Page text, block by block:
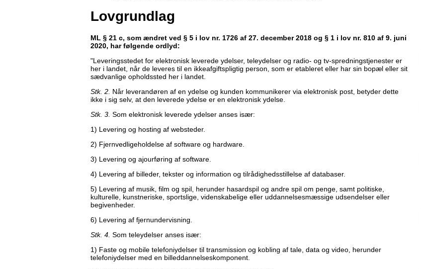
Lovgrundlag
ML § 21 c, som ændret ved § 5 i lov nr. 1726 af 27. december 2018 og § 1 i lov nr. 810 af 9. juni
2020, har følgende ordlyd:
"Leveringsstedet for elektronisk leverede ydelser, teleydelser og radio- og tv-spredningstjenester er
her i landet, når de leveres til en ikkeafgiftspligtig person, som er etableret eller har sin bopæl eller sit
sædvanlige opholdssted her i landet.
Stk. 2. Når leverandøren af en ydelse og kunden kommunikerer via elektronisk post, betyder dette
ikke i sig selv, at den leverede ydelse er en elektronisk ydelse.
Stk. 3. Som elektronisk leverede ydelser anses især:
1) Levering og hosting af websteder.
2) Fjernvedligeholdelse af software og hardware.
3) Levering og ajourføring af software.
4) Levering af billeder, tekster og information og tilrådighedsstillelse af databaser.
5) Levering af musik, film og spil, herunder hasardspil og andre spil om penge, samt politiske,
kulturelle, kunstneriske, sportslige, videnskabelige eller uddannelsesmæssige udsendelser eller
begivenheder.
6) Levering af fjernundervisning.
Stk. 4. Som teleydelser anses især:
1) Faste og mobile telefoniydelser til transmission og kobling af tale, data og video, herunder
telefoniydelser med en billeddannelseskomponent.